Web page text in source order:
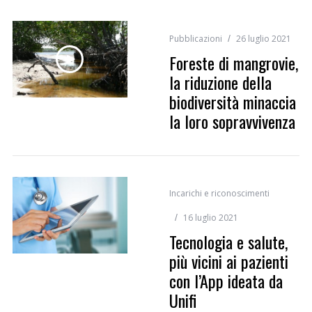
Pubblicazioni 26 luglio 2021
Foreste di mangrovie,
la riduzione della
biodiversità minaccia
la loro sopravvivenza
Incarichi e riconoscimenti
16 luglio 2021
Tecnologia e salute,
più vicini ai pazienti
con l’App ideata da
Unifi